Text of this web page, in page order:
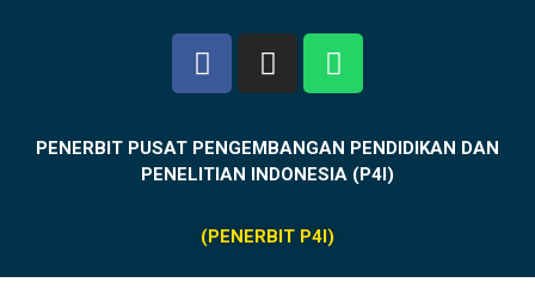
PENERBIT PUSAT PENGEMBANGAN PENDIDIKAN DAN
PENELITIAN INDONESIA (P4I)
(PENERBIT P4I)